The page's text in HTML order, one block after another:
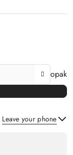
opak
Leave your phone